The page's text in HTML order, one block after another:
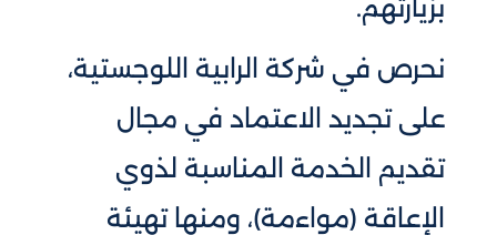
بزيارتهم.
نحرص في شركة الرابية
اللوجستية،
على تجديد الاعتماد في مجال
تقديم الخدمة المناسبة لذوي
الإعاقة (مواءمة)، ومنها تهيئة